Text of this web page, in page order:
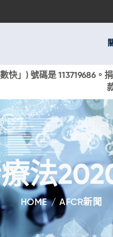
快」) 號碼是 113719686
法
HOME AFCR新聞
症資訊
動與獎項
聞
款支持
在捐贈